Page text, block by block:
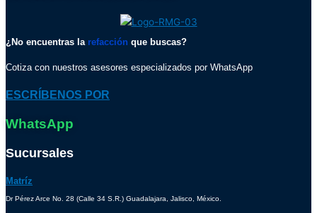
¿No encuentras la refacción que buscas?
Cotiza con nuestros asesores especializados por WhatsApp
ESCRÍBENOS POR
WhatsApp
Sucursales
Matríz
Dr Pérez Arce No. 28 (Calle 34 S.R.) Guadalajara, Jalisco, México.